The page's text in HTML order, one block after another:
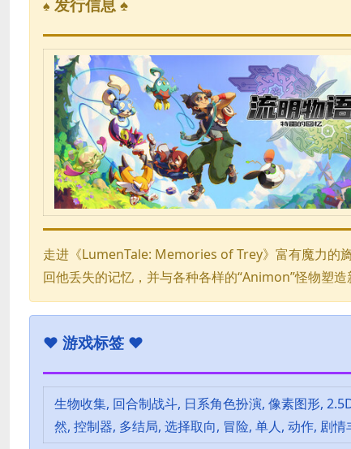
♠ 发行信息 ♠
走进《LumenTale: Memories of Trey》富有魔力的
回他丢失的记忆，并与各种各样的“Animon”怪物塑造
♥ 游戏标签 ♥
生物收集, 回合制战斗, 日系角色扮演, 像素图形,
然, 控制器, 多结局, 选择取向, 冒险, 单人, 动作, 剧情